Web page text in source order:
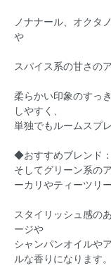
ノナナール、オクタ
や
スパイス系の甘さの
柔らかい印象のすっ
しやすく、
単独でもルームスプ
◆おすすめブレンド
そしてグリーン系の
ーカリやティーツリ
スタイリッシュ感の
ージや
シャンパンオイルや
ルな香りになります。